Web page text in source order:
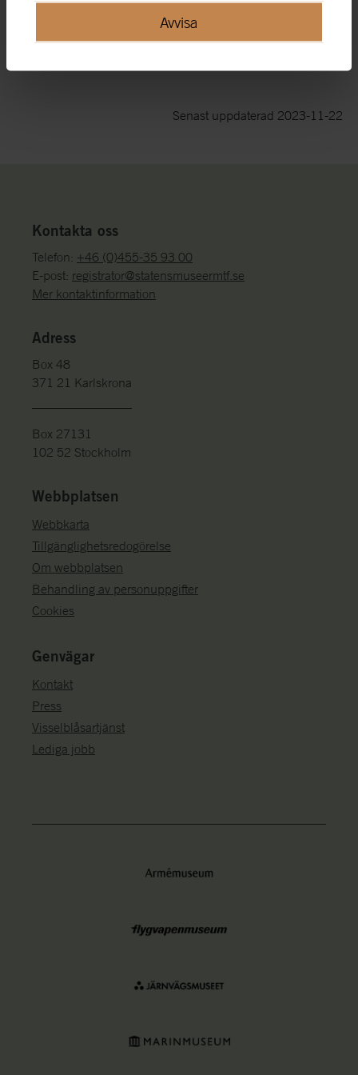
Avvisa
Förnyelse och innovation
Hållbar utveckling
Senast uppdaterad 2023-11-22
Kontakta oss
Telefon: +46 (0)455-35 93 00
E-post: registrator@statensmuseermtf.se
Mer kontaktinformation
Adress
Box 48
371 21 Karlskrona
Box 27131
102 52 Stockholm
Webbplatsen
Webbkarta
Tillgänglighetsredogörelse
Om webbplatsen
Behandling av personuppgifter
Cookies
Genvägar
Kontakt
Press
Visselblåsartjänst
Lediga jobb